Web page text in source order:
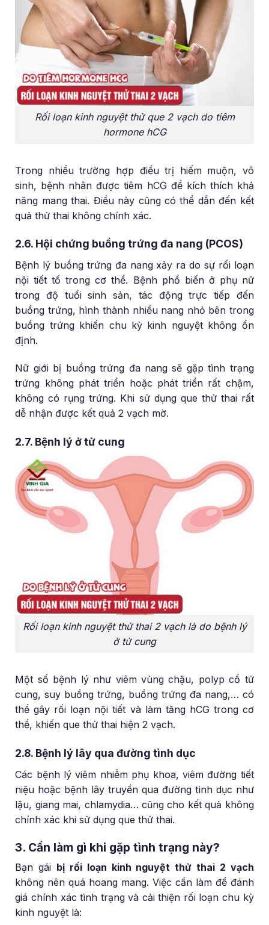
Rối loạn kinh nguyệt thử que 2 vạch do tiêm
hormone hCG
Trong nhiều trường hợp điều trị hiếm muộn, vô
sinh, bệnh nhân được tiêm hCG để kích thích khả
năng mang thai. Điều này cũng có thể dẫn đến kết
quả thử thai không chính xác.
2.6. Hội chứng buồng trứng đa nang (PCOS)
Bệnh lý buồng trứng đa nang xảy ra do sự rối loạn
nội tiết tố trong cơ thể. Bệnh phổ biến ở phụ nữ
trong độ tuổi sinh sản, tác động trực tiếp đến
buồng trứng, hình thành nhiều nang nhỏ bên trong
buồng trứng khiến chu kỳ kinh nguyệt không ổn
định.
Nữ giới bị buồng trứng đa nang sẽ gặp tình trạng
trứng không phát triển hoặc phát triển rất chậm,
không có rụng trứng. Khi sử dụng que thử thai rất
dễ nhận được kết quả 2 vạch mờ.
2.7. Bệnh lý ở tử cung
Rối loạn kinh nguyệt thử thai 2 vạch là do bệnh lý
ở tử cung
Một số bệnh lý như viêm vùng chậu, polyp cổ tử
cung, suy buồng trứng, buồng trứng đa nang,… có
thể gây rối loạn nội tiết và làm tăng hCG trong cơ
thể, khiến que thử thai hiện 2 vạch.
2.8. Bệnh lý lây qua đường tình dục
Các bệnh lý viêm nhiễm phụ khoa, viêm đường tiết
niệu hoặc bệnh lây truyền qua đường tình dục như
lậu, giang mai, chlamydia… cũng cho kết quả không
chính xác khi sử dụng que thử thai.
3. Cần làm gì khi gặp tình trạng này?
Bạn gái bị rối loạn kinh nguyệt thử thai 2 vạch
không nên quá hoang mang. Việc cần làm để đánh
giá chính xác tình trạng và cải thiện rối loạn chu kỳ
kinh nguyệt là: